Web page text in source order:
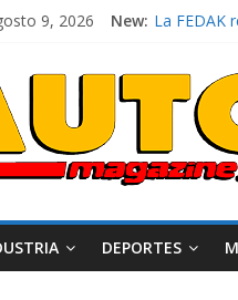
9, 2026 New: La FEDAK
Mercado
¿Qué
La Vuelta
DEPORTES